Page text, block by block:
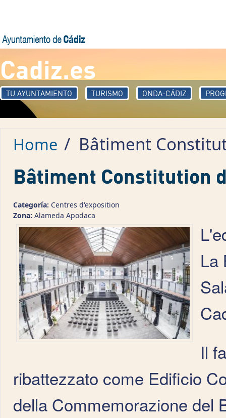
Cadiz.es
TU AYUNTAMIENTO TURISMO ONDA-CÁDIZ
Home / Bâtiment
Bâtiment Constitution
Categoría: Centres d'exposition
Zona: Alameda Apodaca
La
Il
ribattezzato come Edificio
della Commemorazione del